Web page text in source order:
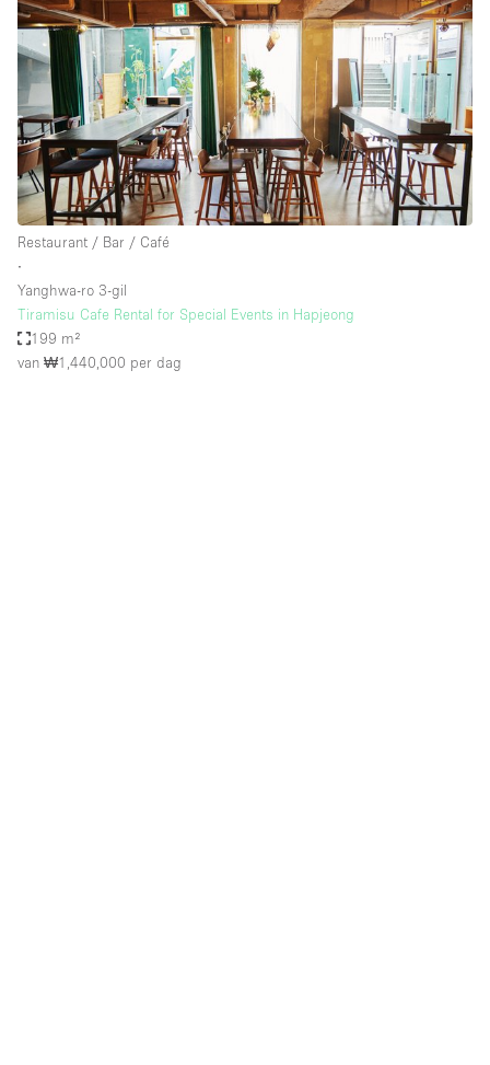
Restaurant / Bar / Café
∙
Yanghwa-ro 3-gil
Tiramisu Cafe Rental for Special Events in Hapjeong
199 m²
van ₩1,440,000 per dag